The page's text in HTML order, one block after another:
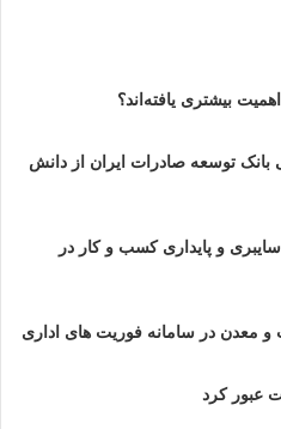
بیشتری یافته‌اند؟
مالی بانک توسعه صادرات ایران از دانش‌
و پایداری کسب‌ و کار در
معدن در سامانه فوریت‌ های اداری
عبور کرد